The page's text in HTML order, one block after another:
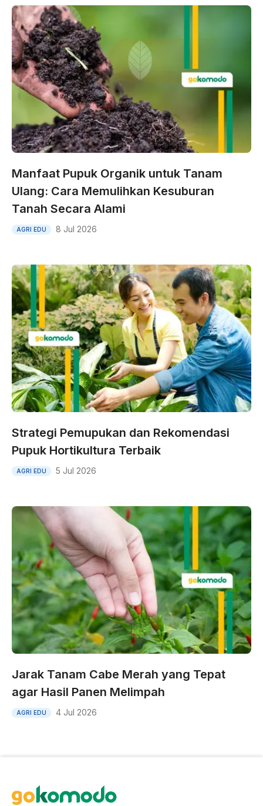
Manfaat Pupuk Organik untuk Tanam
Ulang: Cara Memulihkan Kesuburan
Tanah Secara Alami
AGRI EDU 8 Jul 2026
Strategi Pemupukan dan Rekomendasi
Pupuk Hortikultura Terbaik
AGRI EDU 5 Jul 2026
Jarak Tanam Cabe Merah yang Tepat
agar Hasil Panen Melimpah
AGRI EDU 4 Jul 2026